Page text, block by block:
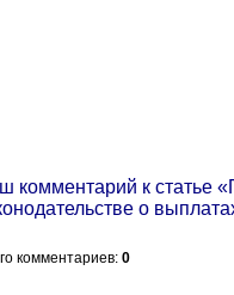
комментарий к статье
о
комментариев: 0